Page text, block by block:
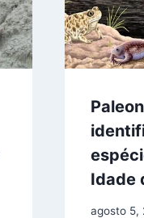
Idade
agosto 5,